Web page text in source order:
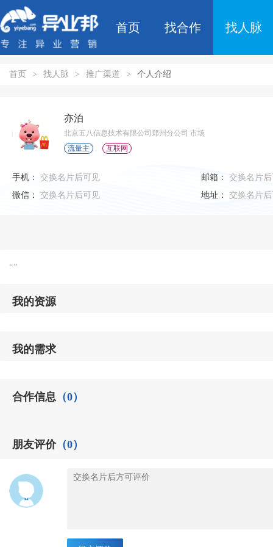
首页 找合作 找人脉
首页 > 找人脉 > 推广渠道 > 个人介绍
亦泊
北京五八信息技术有限公司郑州分公司 市场
流量主
互联网
手机： 交换名片后可见 邮箱：
交换名片
微信：
交换名片后可见 地址： 交换名片
“”
我的资源
我的需求
合作信息 （0）
朋友评价（0）